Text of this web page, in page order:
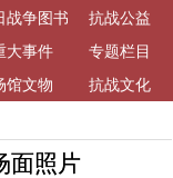
战争图书
馆
抗战公益
大事件
专题栏目
馆文物 抗战文化
面照片